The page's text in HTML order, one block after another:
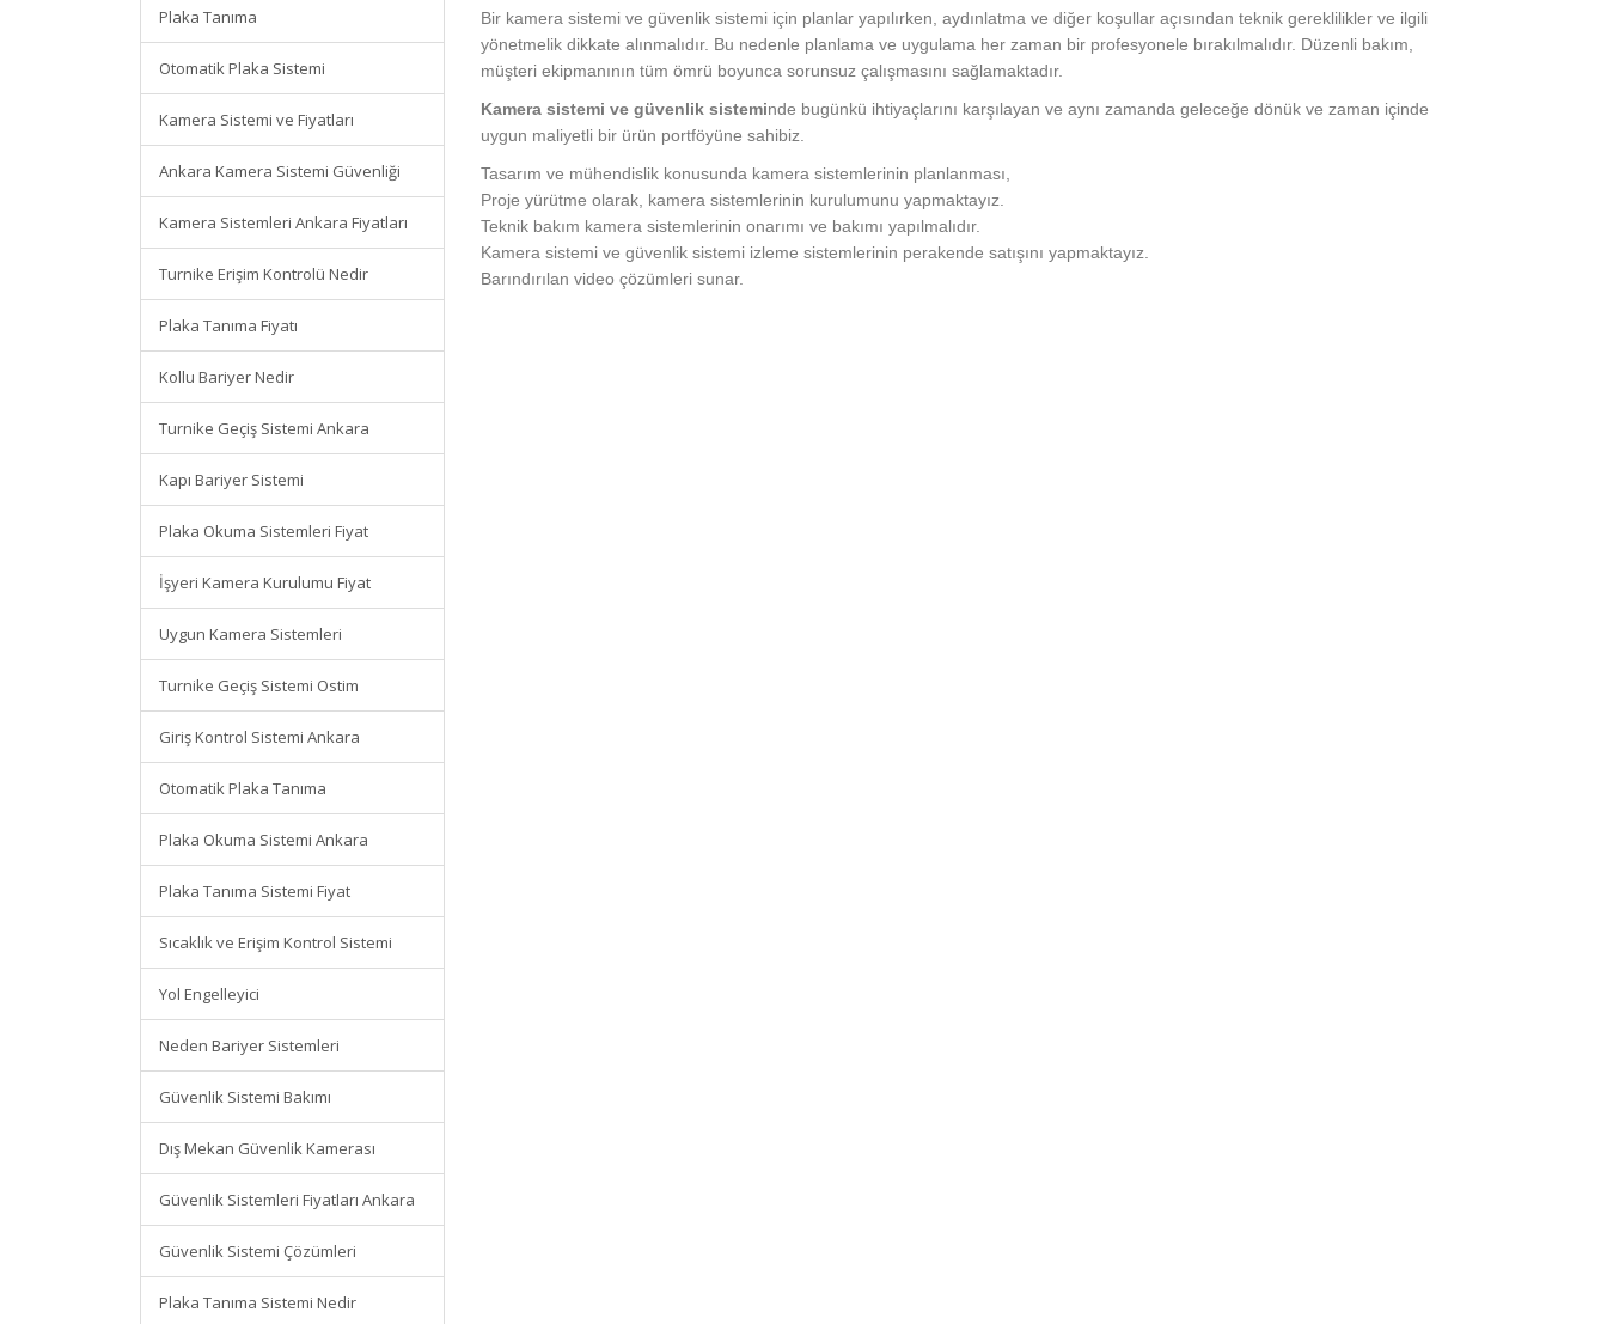
Plaka Tanıma
Otomatik Plaka Sistemi
Kamera Sistemi ve Fiyatları
Ankara Kamera Sistemi Güvenliği
Kamera Sistemleri Ankara Fiyatları
Turnike Erişim Kontrolü Nedir
Plaka Tanıma Fiyatı
Kollu Bariyer Nedir
Turnike Geçiş Sistemi Ankara
Kapı Bariyer Sistemi
Plaka Okuma Sistemleri Fiyat
İşyeri Kamera Kurulumu Fiyat
Uygun Kamera Sistemleri
Turnike Geçiş Sistemi Ostim
Giriş Kontrol Sistemi Ankara
Otomatik Plaka Tanıma
Plaka Okuma Sistemi Ankara
Plaka Tanıma Sistemi Fiyat
Sıcaklık ve Erişim Kontrol Sistemi
Yol Engelleyici
Neden Bariyer Sistemleri
Güvenlik Sistemi Bakımı
Dış Mekan Güvenlik Kamerası
Güvenlik Sistemleri Fiyatları Ankara
Güvenlik Sistemi Çözümleri
Plaka Tanıma Sistemi Nedir
Bir kamera sistemi ve güvenlik sistemi için planlar yapılırken, aydınlatma ve diğer koşullar açısından teknik gereklilikler ve ilgili
yönetmelik dikkate alınmalıdır. Bu nedenle planlama ve uygulama her zaman bir profesyonele bırakılmalıdır. Düzenli bakım,
müşteri ekipmanının tüm ömrü boyunca sorunsuz çalışmasını sağlamaktadır.
Kamera sistemi ve güvenlik sisteminde bugünkü ihtiyaçlarını karşılayan ve aynı zamanda geleceğe dönük ve zaman içinde
uygun maliyetli bir ürün portföyüne sahibiz.
Tasarım ve mühendislik konusunda kamera sistemlerinin planlanması,
Proje yürütme olarak, kamera sistemlerinin kurulumunu yapmaktayız.
Teknik bakım kamera sistemlerinin onarımı ve bakımı yapılmalıdır.
Kamera sistemi ve güvenlik sistemi izleme sistemlerinin perakende satışını yapmaktayız.
Barındırılan video çözümleri sunar.